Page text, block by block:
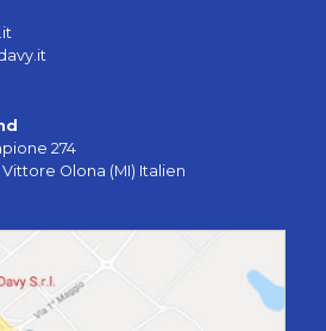
274
Olona (MI) Italien